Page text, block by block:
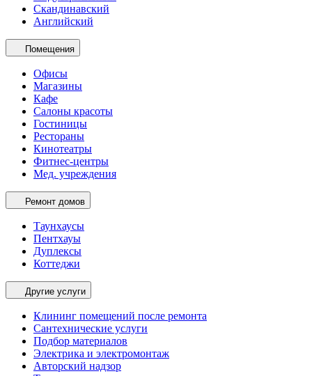
Скандинавский
Английский
Помещения
Офисы
Магазины
Кафе
Салоны красоты
Гостиницы
Рестораны
Кинотеатры
Фитнес-центры
Мед. учреждения
Ремонт домов
Таунхаусы
Пентхауы
Дуплексы
Коттеджи
Другие услуги
Клининг помещений после ремонта
Сантехнические услуги
Подбор материалов
Электрика и электромонтаж
Авторский надзор